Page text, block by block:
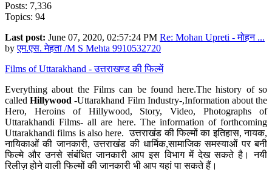
Posts: 7,336
Topics: 94
Last post: June 07, 2020, 02:57:24 PM Re: Mohan Upreti - मोहन ...
byएम.एस. मेहता /M S Mehta 9910532720
Films of Uttarakhand - उत्तराखण्ड की फिल्में
Everything about the Films can be found here.The history of so
calledHillywood-Uttarakhand Film Industry-,Information about the
Hero, Heroins of Hillywood, Story, Video, Photographs of
Uttarakhandi Films- all are here. The information of forthcoming
Uttarakhandi films is also here. उत्तराखंड की फिल्मों का इतिहास, नायक,
नायिकाओं की जानकारी, उत्तराखंड की धार्मिक,सामाजिक समस्याओं पर बनी
फिल्मे और उनसे संबंधित जानकारी आप इस विभाग में देख सकते है। नयी
रिलीज़ होने वाली फिल्मों की जानकारी भी आप यहां पा सकते हैं।